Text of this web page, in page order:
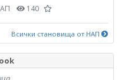
140
Всички становища от НАП